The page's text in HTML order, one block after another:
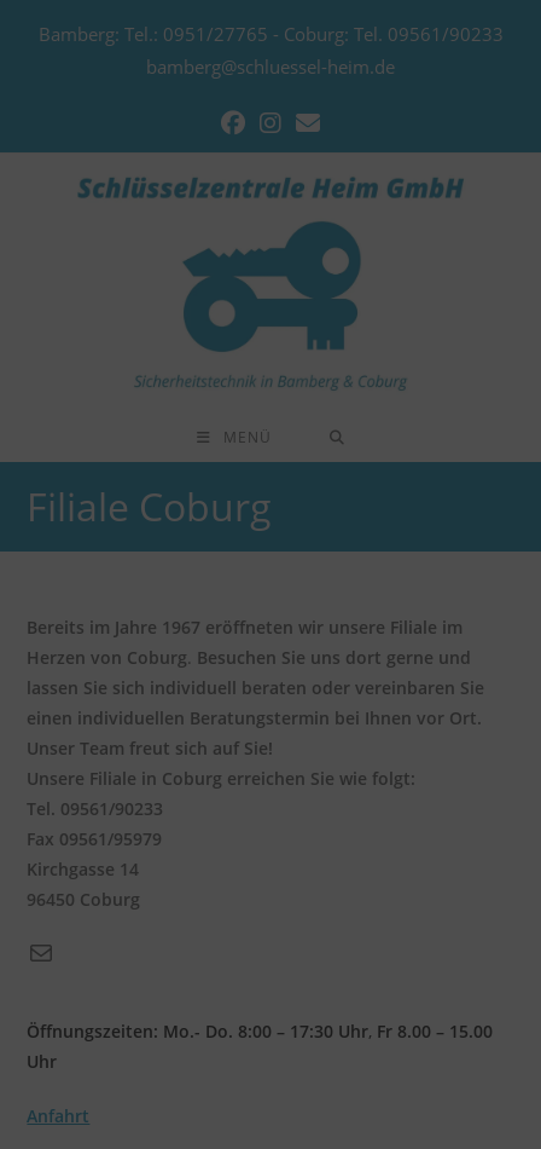
InhaltBamberg: Tel.: 0951/27765 - Coburg: Tel. 09561/90233
bamberg@schluessel-heim.de
MENÜ
Filiale Coburg
Bereits im Jahre 1967 eröffneten wir unsere Filiale im
Herzen von Coburg Besuchen Sie uns dort gerne und
lassen Sie sich individuell beraten oder vereinbaren Sie
einen individuellen Beratungstermin bei Ihnen vor Ort.
Unser Team freut sich auf Sie!
Unsere Filiale in Coburg erreichen Sie wie folgt:
Tel. 09561/90233
Fax 09561/95979
Kirchgasse 14
96450 Coburg
E-Mail
Öffnungszeiten: Mo.- Do. 8:00 – 17:30 Uhr, Fr 8.00 – 15.00
Uhr
Anfahrt